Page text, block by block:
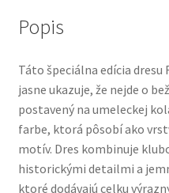
Popis
Táto špeciálna edícia dresu
jasne ukazuje, že nejde o
postavený na umeleckej
farbe, ktorá pôsobí ako
motív. Dres kombinuje
historickými detailmi a
ktoré dodávajú celku